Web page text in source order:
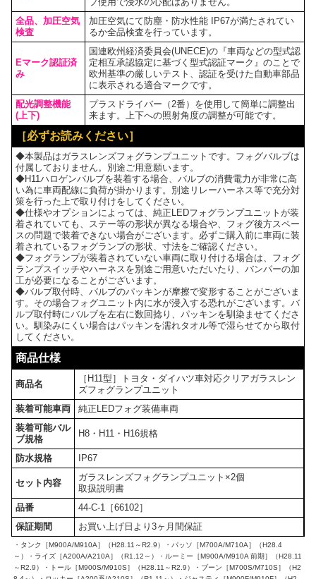
全品、加圧空気
検査
加圧空気にて防塵・防水性能 IP67が満たされてい
るか全品検査を行っています。
Eマーク認証済
み
国連欧州経済委員会(UNECE)の『車両などの型式認
定相互承認協定に基づく型式認証マーク』のことで
欧州基準の厳しいテスト、認証を受けた自動車部品
に表示される適合マークです。
配光調整機能
(上下)
プラスドライバー（2番）を使用して簡単に調整出
来ます。上下への照射角度の調整が可能です。
［必ずお読みください］
◆本製品はガラスレンズフォグランプユニットです。フォグバルブは
付属しておりません。別途ご用意願います。
◆H11ハロゲンバルブを装着する場合、バルブの消費電力が非常に高
い為に車両配線に負荷が掛かります。別途リレーハーネス等で充分対
策を行った上で取り付けをしてください。
◆仕様やオプションによっては、純正LEDフォグランプユニットが装
着されていても、ステー等の形状が異なる場合や、フォグ後方スペー
スの問題で装着できない場合がございます。必ずご購入前に車両に装
着されているフォグランプの形状、寸法をご確認ください。
◆フォグランプが装着されていない車両に取り付ける場合は、フォグ
ランプスイッチやハーネスを別途ご用意いただいたり、バンパーの加
工が必要になることがございます。
◆バルブ取付時、バルブのパッキンが摩擦で変形することがございま
す。その場合フォグユニット内に水が浸入する恐れがございます。バ
ルブ取付時にバルブを左右に数回捻り、パッキンを馴染ませてくださ
い。馴染みにくい場合はパッキンを濡れタオル等で湿らせてから取付
してください。
商品仕様
商品名
［H11型］トヨタ・ダイハツ車対応クリアガラスレン
ズフォグランプユニット
装着可能車両
純正LEDフォグ装備車両
装着可能バル
ブ規格
H8・H11・H16規格
防水規格 IP67
セット内容
ガラスレンズフォグランプユニット×2個
取扱説明書
品番
44-C-1［66102］
保証期間
お買い上げ日より3ヶ月間保証
・タンク［M900A/M910A］（H28.11～R2.9）・パッソ［M700A/M710A］（H28.4
～）・ライズ［A200A/A210A］（R1.12～）・ルーミー［M900A/M910A 前期］（H28.11
～R2.9）・トール［M900S/M910S］（H28.11～R2.9）・ブーン［M700S/M710S］（H2